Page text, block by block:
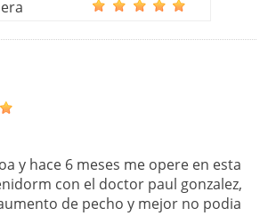
y hace 6 meses me opere en esta
con el doctor paul gonzalez,
de pecho y mejor no podia